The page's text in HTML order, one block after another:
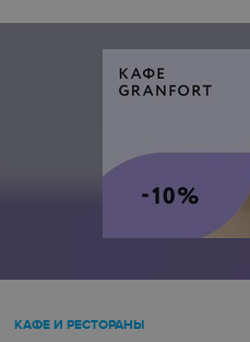
КАФЕ И РЕСТОРАНЫ